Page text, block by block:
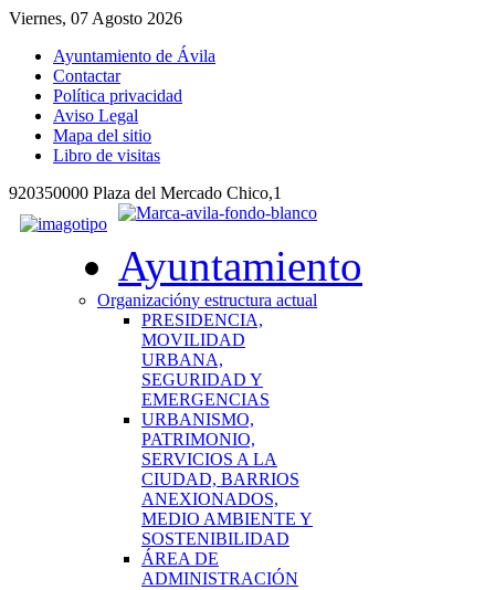
Viernes, 07 Agosto 2026
Ayuntamiento de Ávila
Contactar
Política privacidad
Aviso Legal
Mapa del sitio
Libro de visitas
920350000 Plaza del Mercado Chico,1
Ayuntamiento
Organizacióny estructura actual
PRESIDENCIA,
MOVILIDAD
URBANA,
SEGURIDAD Y
EMERGENCIAS
URBANISMO,
PATRIMONIO,
SERVICIOS A LA
CIUDAD, BARRIOS
ANEXIONADOS,
MEDIO AMBIENTE Y
SOSTENIBILIDAD
ÁREA DE
ADMINISTRACIÓN